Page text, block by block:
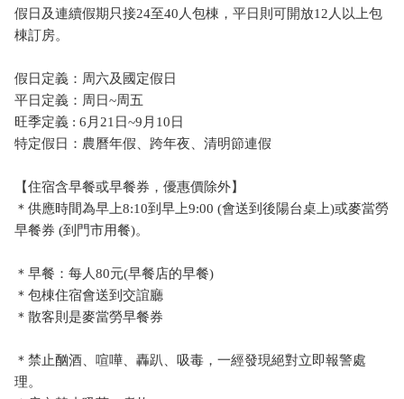
假日及連續假期只接24至40人包棟，平日則可開放12人以上包
棟訂房。
假日定義：周六及國定假日
平日定義：周日~周五
旺季定義 : 6月21日~9月10日
特定假日：農曆年假、跨年夜、清明節連假
【住宿含早餐或早餐券，優惠價除外】
＊供應時間為早上8:10到早上9:00 (會送到後陽台桌上)或麥當勞
早餐券 (到門市用餐)。
＊早餐：每人80元(早餐店的早餐)
＊包棟住宿會送到交誼廳
＊散客則是麥當勞早餐券
＊禁止酗酒、喧嘩、轟趴、吸毒，一經發現絕對立即報警處
理。